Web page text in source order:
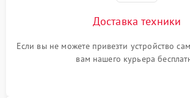
Доставка техники
Если вы не можете привезти устройство
вам нашего курьера